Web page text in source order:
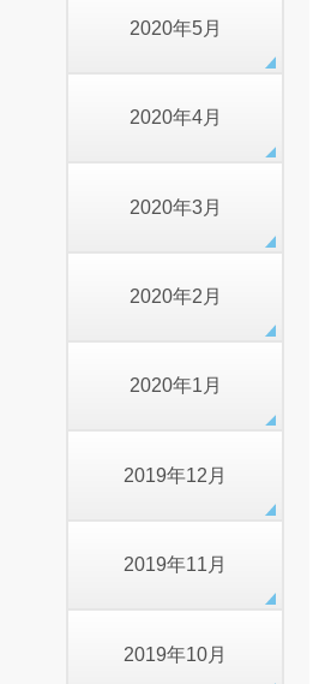
2020年5月
2020年4月
2020年3月
2020年2月
2020年1月
2019年12月
2019年11月
2019年10月